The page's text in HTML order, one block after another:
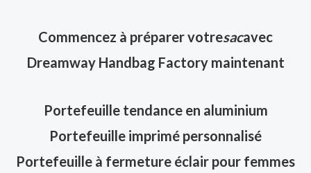
Commencez à préparer votresacavec
Dreamway Handbag Factory maintenant
Portefeuille tendance en aluminium
Portefeuille imprimé personnalisé
Portefeuille à fermeture éclair pour femmes